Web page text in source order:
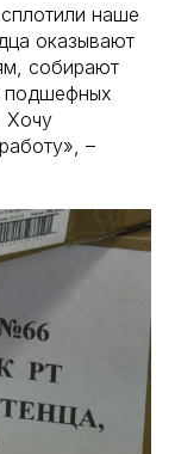
наше
оказывают
собирают
подшефных
Хочу
–